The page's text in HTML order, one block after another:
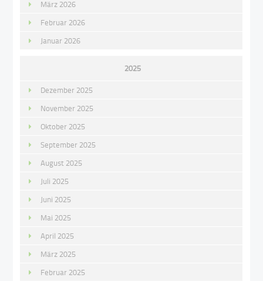
März 2026
Februar 2026
Januar 2026
2025
Dezember 2025
November 2025
Oktober 2025
September 2025
August 2025
Juli 2025
Juni 2025
Mai 2025
April 2025
März 2025
Februar 2025